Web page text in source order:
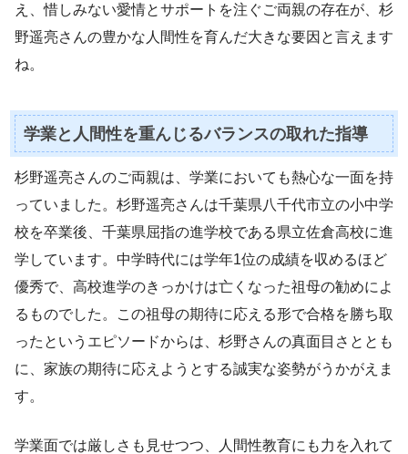
え、惜しみない愛情とサポートを注ぐご両親の存在が、杉
野遥亮さんの豊かな人間性を育んだ大きな要因と言えます
ね。
学業と人間性を重んじるバランスの取れた指導
杉野遥亮さんのご両親は、学業においても熱心な一面を持
っていました。杉野遥亮さんは千葉県八千代市立の小中学
校を卒業後、千葉県屈指の進学校である県立佐倉高校に進
学しています。中学時代には学年1位の成績を収めるほど
優秀で、高校進学のきっかけは亡くなった祖母の勧めによ
るものでした。この祖母の期待に応える形で合格を勝ち取
ったというエピソードからは、杉野さんの真面目さととも
に、家族の期待に応えようとする誠実な姿勢がうかがえま
す。
学業面では厳しさも見せつつ、人間性教育にも力を入れて